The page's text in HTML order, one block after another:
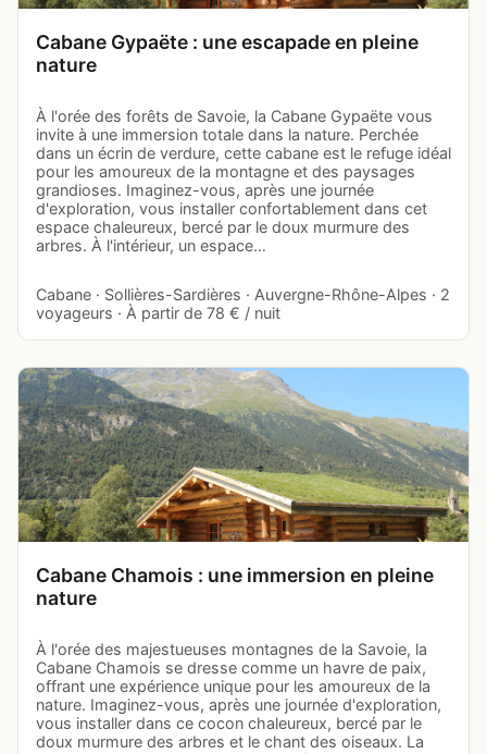
Cabane Gypaëte : une escapade en pleine
nature
À l'orée des forêts de Savoie, la Cabane Gypaëte vous
invite à une immersion totale dans la nature. Perchée
dans un écrin de verdure, cette cabane est le refuge idéal
pour les amoureux de la montagne et des paysages
grandioses. Imaginez-vous, après une journée
d'exploration, vous installer confortablement dans cet
espace chaleureux, bercé par le doux murmure des
arbres. À l'intérieur, un espace…
Cabane · Sollières-Sardières · Auvergne-Rhône-Alpes · 2
voyageurs · À partir de 78 € / nuit
Cabane Chamois : une immersion en pleine
nature
À l'orée des majestueuses montagnes de la Savoie, la
Cabane Chamois se dresse comme un havre de paix,
offrant une expérience unique pour les amoureux de la
nature. Imaginez-vous, après une journée d'exploration,
vous installer dans ce cocon chaleureux, bercé par le
doux murmure des arbres et le chant des oiseaux. La